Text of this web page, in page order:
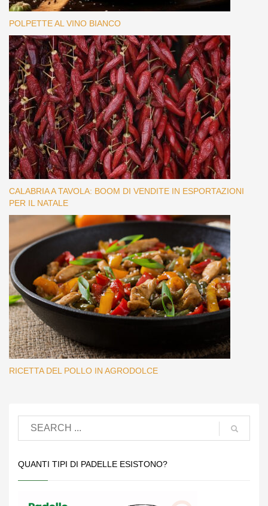
POLPETTE AL VINO BIANCO
CALABRIA A TAVOLA: BOOM DI VENDITE IN ESPORTAZIONI
PER IL NATALE
RICETTA DEL POLLO IN AGRODOLCE
QUANTI TIPI DI PADELLE ESISTONO?